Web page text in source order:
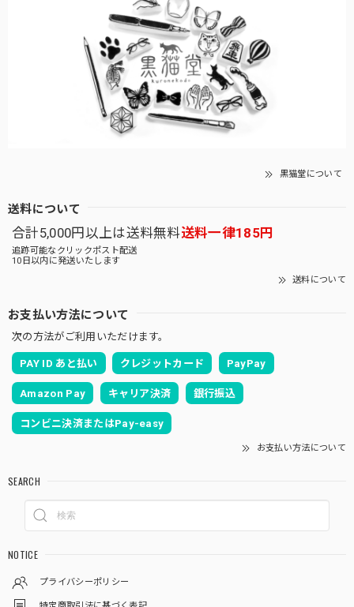
黒猫堂について
送料について
合計5,000円以上は送料無料送料一律185円
追跡可能なクリックポスト配送
10日以内に発送いたします
送料について
お支払い方法について
次の方法がご利用いただけます。
PAY ID あと払い クレジットカード PayPay
Amazon Pay キャリア決済 銀行振込
コンビニ決済またはPay-easy
お支払い方法について
SEARCH
NOTICE
プライバシーポリシー